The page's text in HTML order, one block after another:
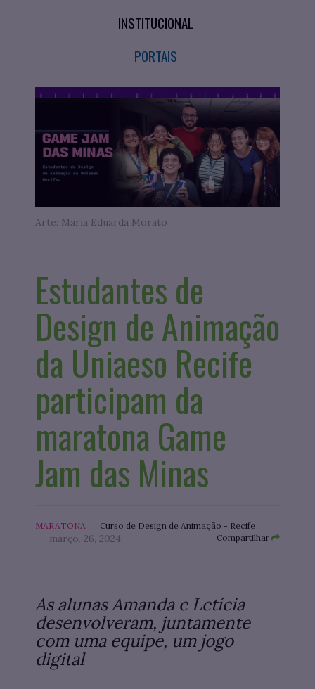
INSTITUCIONAL
PORTAIS
Arte: Maria Eduarda Morato
Estudantes de
Design de Animação
da Uniaeso Recife
participam da
maratona Game
Jam das Minas
MARATONA Curso de Design de Animação - Recife
março. 26, 2024 Compartilhar
As alunas Amanda e Letícia
desenvolveram, juntamente
com uma equipe, um jogo
digital